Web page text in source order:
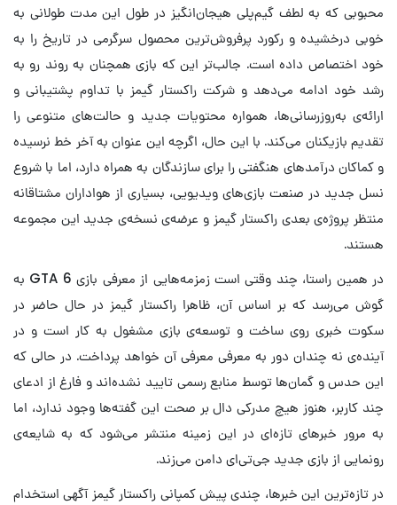
محبوبی که به لطف گیم‌پلی هیجان‌انگیز در طول این مدت طولانی به
خوبی درخشیده و رکورد پرفروش‌ترین محصول سرگرمی در تاریخ را به
خود اختصاص داده است. جالب‌تر این که بازی همچنان به روند رو به
رشد خود ادامه می‌دهد و شرکت راکستار گیمز با تداوم پشتیبانی و
ارائه‌ی به‌روزرسانی‌ها، همواره محتویات جدید و حالت‌های متنوعی را
تقدیم بازیکنان می‌کند. با این حال، اگرچه این عنوان به آخر خط نرسیده
و کماکان درآمدهای هنگفتی را برای سازندگان به همراه دارد، اما با شروع
نسل جدید در صنعت بازی‌های ویدیویی، بسیاری از هواداران مشتاقانه
منتظر پروژه‌ی بعدی راکستار گیمز و عرضه‌ی نسخه‌ی جدید این مجموعه
هستند.
در همین راستا، چند وقتی است زمزمه‌هایی از معرفی بازی GTA 6 به
گوش می‌رسد که بر اساس آن، ظاهرا راکستار گیمز در حال حاضر در
سکوت خبری روی ساخت و توسعه‌ی بازی مشغول به کار است و در
آینده‌ی نه چندان دور به معرفی معرفی آن خواهد پرداخت. در حالی که
این حدس و گمان‌ها توسط منابع رسمی تایید نشده‌اند و فارغ از ادعای
چند کاربر، هنوز هیچ مدرکی دال بر صحت این گفته‌ها وجود ندارد، اما
به مرور خبرهای تازه‌ای در این زمینه منتشر می‌شود که به شایعه‌ی
رونمایی از بازی جدید جی‌تی‌ای دامن می‌زند.
در تازه‌ترین این خبرها، چندی پیش کمپانی راکستار گیمز آگهی استخدام